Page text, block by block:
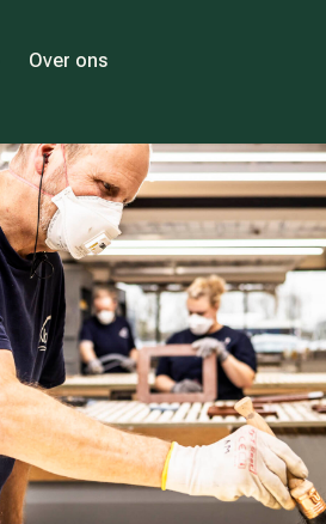
Over ons